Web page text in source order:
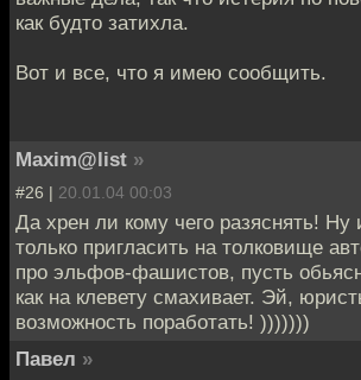
как будто затихла.
Вот и все, что я имею сообщить.
Maxim@list »
#26 | 20.01.04 00:03
Да хрен ли кому чего разяснять! Ну
только пригласить на толковище
про эльфов-фашистов, пусть
как на клевету смахивает. Эй,
возможность поработать! )))))))
Павел »